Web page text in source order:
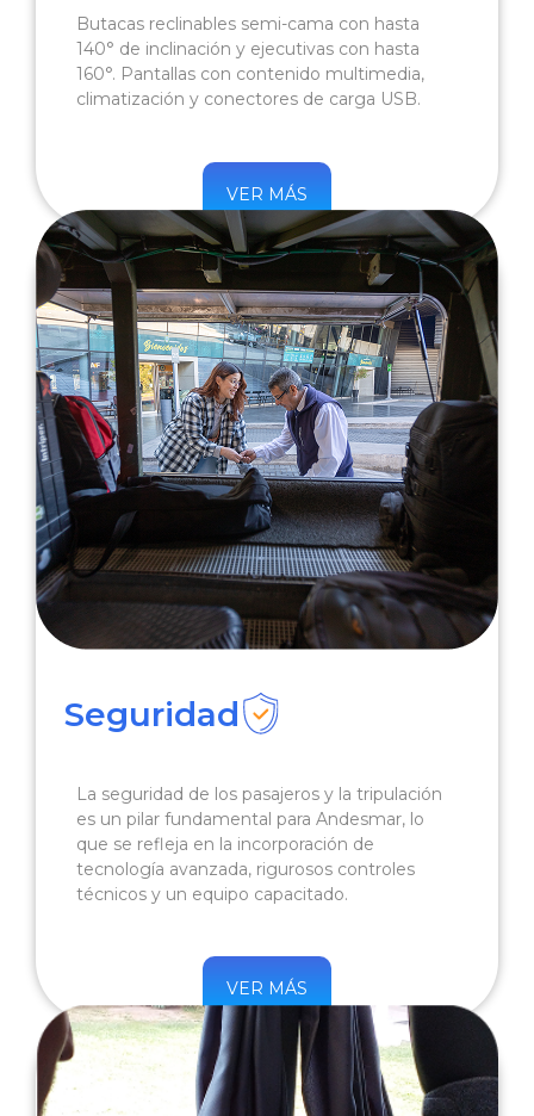
Butacas reclinables semi-cama con hasta
140° de inclinación y ejecutivas con hasta
160°. Pantallas con contenido multimedia,
climatización y conectores de carga USB.
VER MÁS
Seguridad
La seguridad de los pasajeros y la tripulación
es un pilar fundamental para Andesmar, lo
que se refleja en la incorporación de
tecnología avanzada, rigurosos controles
técnicos y un equipo capacitado.
VER MÁS